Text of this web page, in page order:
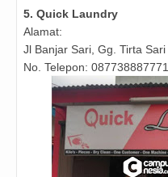
5. Quick Laundry
Alamat:
Jl Banjar Sari, Gg. Tirta Sari
No. Telepon: 087738887771